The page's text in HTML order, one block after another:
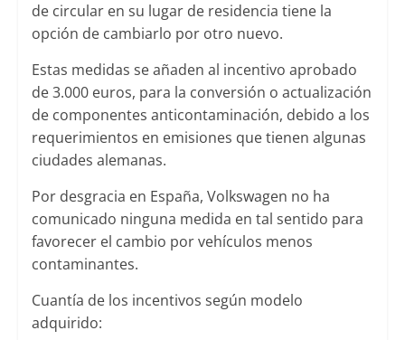
de circular en su lugar de residencia tiene la
opción de cambiarlo por otro nuevo.
Estas medidas se añaden al incentivo aprobado
de 3.000 euros, para la conversión o actualización
de componentes anticontaminación, debido a los
requerimientos en emisiones que tienen algunas
ciudades alemanas.
Por desgracia en España, Volkswagen no ha
comunicado ninguna medida en tal sentido para
favorecer el cambio por vehículos menos
contaminantes.
Cuantía de los incentivos según modelo
adquirido: